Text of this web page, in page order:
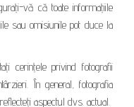
vă că toate informațiile
sau omisiunile pot duce la
cerințele privind fotografii
În general, fotografia
aspectul dvs. actual.